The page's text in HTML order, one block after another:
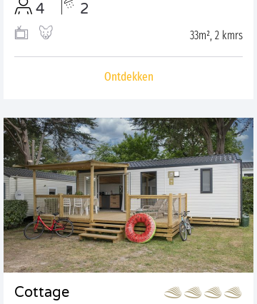
4 2
33m², 2 kmrs
Ontdekken
Cottage